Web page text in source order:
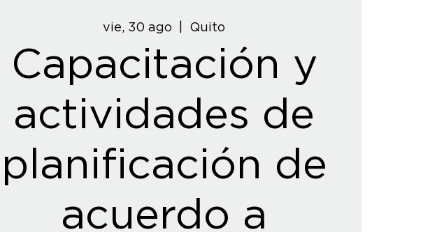
vie, 30 ago Quito
Capacitación y
actividades de
planificación de
acuerdo a